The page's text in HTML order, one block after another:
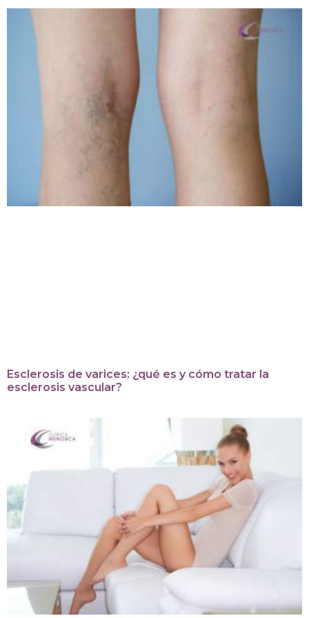
Esclerosis de varices: ¿qué es y cómo tratar la
esclerosis vascular?